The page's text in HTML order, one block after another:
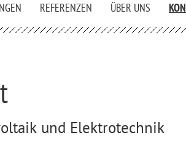
REFERENZEN ÜBER UNS
und Elektrotechnik